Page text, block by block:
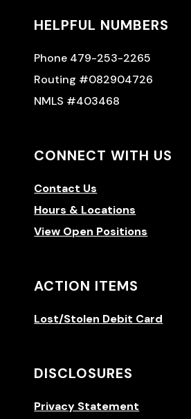
HELPFUL NUMBERS
Phone 479-253-2265
Routing #082904726
NMLS #403468
CONNECT WITH US
Contact Us
Hours & Locations
View Open Positions
ACTION ITEMS
Lost/Stolen Debit Card
DISCLOSURES
Privacy Statement